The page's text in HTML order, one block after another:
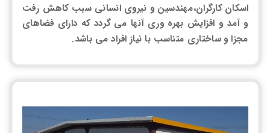
اسکان کارگران،مهندسین و نیروی انسانی سبب کاهش رفت
و آمد و افزایش بهره وری آنها می گردد که دارای فضاهای
مجزا و ساختاری متناسب با نیاز افراد می باشد.